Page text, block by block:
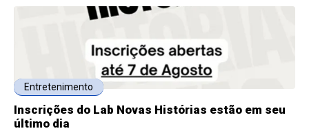
Entretenimento
Inscrições do Lab Novas Histórias estão em seu
último dia